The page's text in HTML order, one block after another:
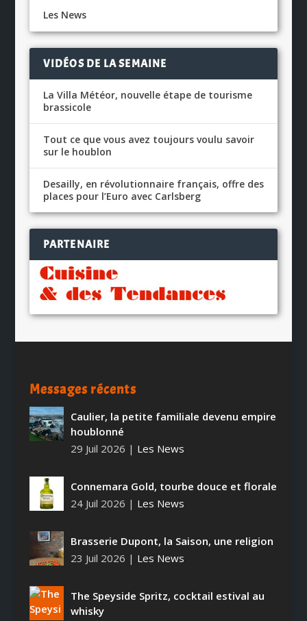
Les News
VIDÉOS DE LA SEMAINE
La Villa Météor, nouvelle étape de tourisme
brassicole
Tout ce que vous avez toujours voulu savoir
sur le houblon
Desailly, en révolutionnaire français, offre des
places pour l’Euro avec Carlsberg
PARTENAIRE
Messages récents
Caulier, la petite familiale devenu empire
houblonné
29 Juil 2026 | Les News
Connemara Gold, tourbe douce et florale
24 Juil 2026 | Les News
Brasserie Dupont, la Saison, une religion
23 Juil 2026 | Les News
The Speyside Spritz, cocktail estival au
whisky